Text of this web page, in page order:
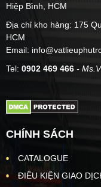
Hiệp Bình, HCM
Địa chỉ kho hàng: 175
HCM
Email:
Tel: 0902 469 466 -
CHÍNH SÁCH
CATALOGUE
ĐIỀU KIỆN GIAO